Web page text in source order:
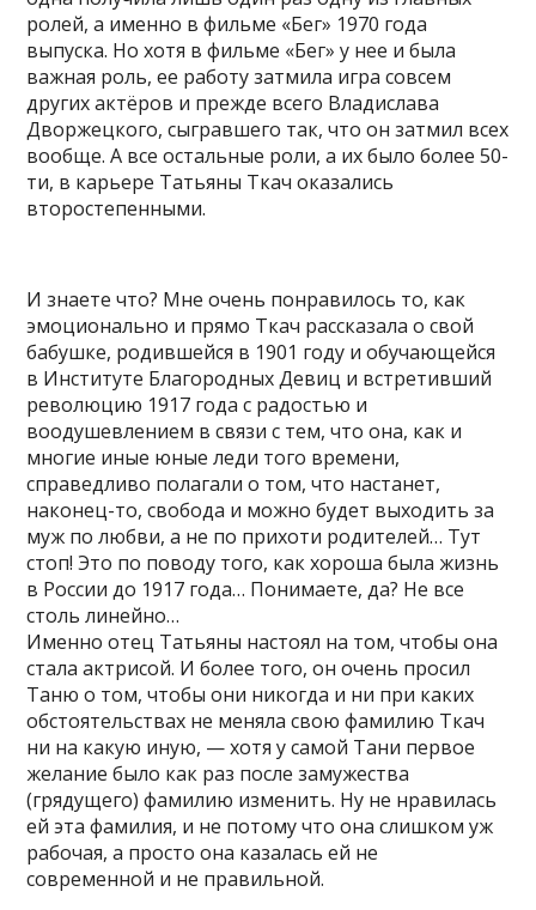
ролей, а именно в фильме «Бег» 1970 года
выпуска. Но хотя в фильме «Бег» у нее и была
важная роль, ее работу затмила игра совсем
других актёров и прежде всего Владислава
Дворжецкого, сыгравшего так, что он затмил всех
вообще. А все остальные роли, а их было более 50-
ти, в карьере Татьяны Ткач оказались
второстепенными.
И знаете что? Мне очень понравилось то, как
эмоционально и прямо Ткач рассказала о свой
бабушке, родившейся в 1901 году и обучающейся
в Институте Благородных Девиц и встретивший
революцию 1917 года с радостью и
воодушевлением в связи с тем, что она, как и
многие иные юные леди того времени,
справедливо полагали о том, что настанет,
наконец-то, свобода и можно будет выходить за
муж по любви, а не по прихоти родителей… Тут
стоп! Это по поводу того, как хороша была жизнь
в России до 1917 года… Понимаете, да? Не все
столь линейно…
Именно отец Татьяны настоял на том, чтобы она
стала актрисой. И более того, он очень просил
Таню о том, чтобы они никогда и ни при каких
обстоятельствах не меняла свою фамилию Ткач
ни на какую иную, — хотя у самой Тани первое
желание было как раз после замужества
(грядущего) фамилию изменить. Ну не нравилась
ей эта фамилия, и не потому что она слишком уж
рабочая, а просто она казалась ей не
современной и не правильной.